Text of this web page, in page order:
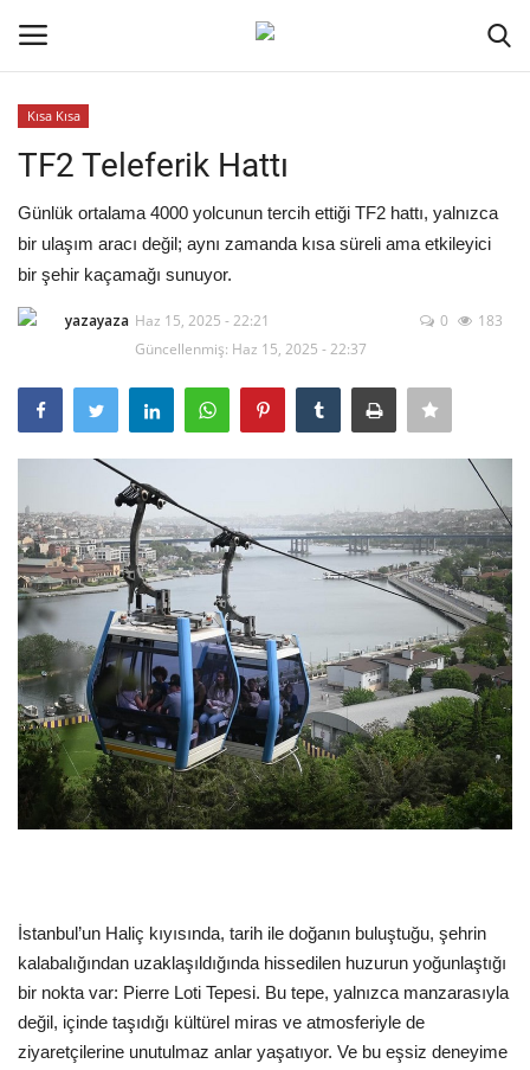
Ana Sayfa
İletişim
Genel
Kodlama
Kripto Para
Galeri
Dil
English Türkçe
Kısa Kısa
TF2 Teleferik Hattı
Günlük ortalama 4000 yolcunun tercih ettiği TF2 hattı, yalnızca
bir ulaşım aracı değil; aynı zamanda kısa süreli ama etkileyici
bir şehir kaçamağı sunuyor.
yazayaza Haz 15, 2025 - 22:21
Güncellenmiş: Haz 15, 2025 - 22:37
0 183
İstanbul’un Haliç kıyısında, tarih ile doğanın buluştuğu, şehrin
kalabalığından uzaklaşıldığında hissedilen huzurun yoğunlaştığı
bir nokta var: Pierre Loti Tepesi. Bu tepe, yalnızca manzarasıyla
değil, içinde taşıdığı kültürel miras ve atmosferiyle de
ziyaretçilerine unutulmaz anlar yaşatıyor. Ve bu eşsiz deneyime